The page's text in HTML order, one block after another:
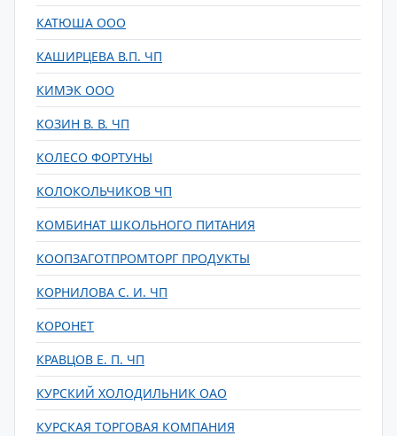
КАТЮША ООО
КАШИРЦЕВА В.П. ЧП
КИМЭК ООО
КОЗИН В. В. ЧП
КОЛЕСО ФОРТУНЫ
КОЛОКОЛЬЧИКОВ ЧП
КОМБИНАТ ШКОЛЬНОГО ПИТАНИЯ
КООПЗАГОТПРОМТОРГ ПРОДУКТЫ
КОРНИЛОВА С. И. ЧП
КОРОНЕТ
КРАВЦОВ Е. П. ЧП
КУРСКИЙ ХОЛОДИЛЬНИК ОАО
КУРСКАЯ ТОРГОВАЯ КОМПАНИЯ